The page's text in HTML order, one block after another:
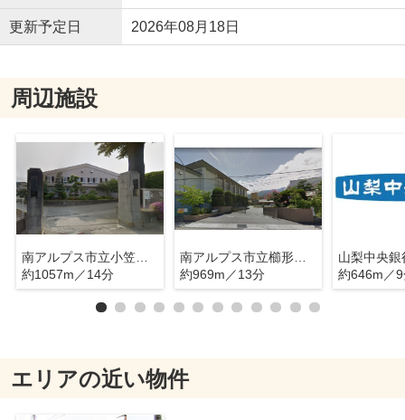
更新予定日 2026年08月18日
周辺施設
南アルプス市立小笠原小学校
約1057m／14分
南アルプス市立櫛形中学校
約969m／13分
約646m／
エリアの近い物件